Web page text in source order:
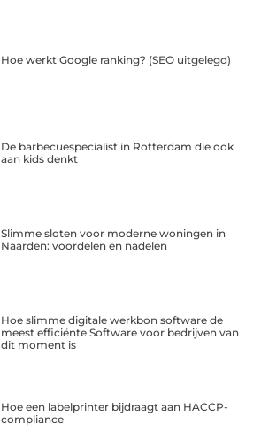
Hoe werkt Google ranking? (SEO uitgelegd)
De barbecuespecialist in Rotterdam die ook
aan kids denkt
Slimme sloten voor moderne woningen in
Naarden: voordelen en nadelen
Hoe slimme digitale werkbon software de
meest efficiënte Software voor bedrijven van
dit moment is
Hoe een labelprinter bijdraagt aan HACCP-
compliance